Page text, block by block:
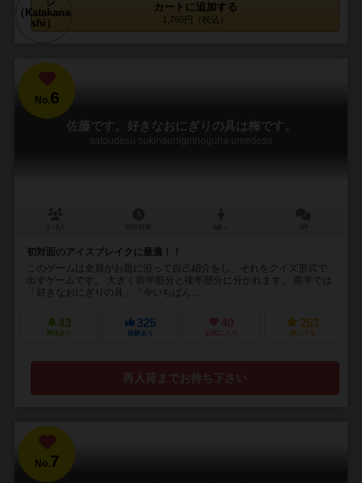
カートに追加する
1,760円（税込）
No.6
佐藤です。好きなおにぎりの具は梅です。
satoudesu sukinaonigirinoguha umedesu
初対面のアイスブレイクに最適！！
このゲームは全員がお題に沿って自己紹介をし、それをクイズ形式で
出すゲームです。 大きく前半部分と後半部分に分かれます。 前半では
「好きなおにぎりの具」「今いちばん...
43
興味あり
325
経験あり
40
お気に入り
253
持ってる
再入荷までお待ち下さい
No.7